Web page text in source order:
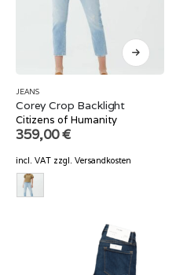
JEANS
Corey Crop Backlight
Citizens of Humanity
359,00€
incl. VAT zzgl. Versandkosten